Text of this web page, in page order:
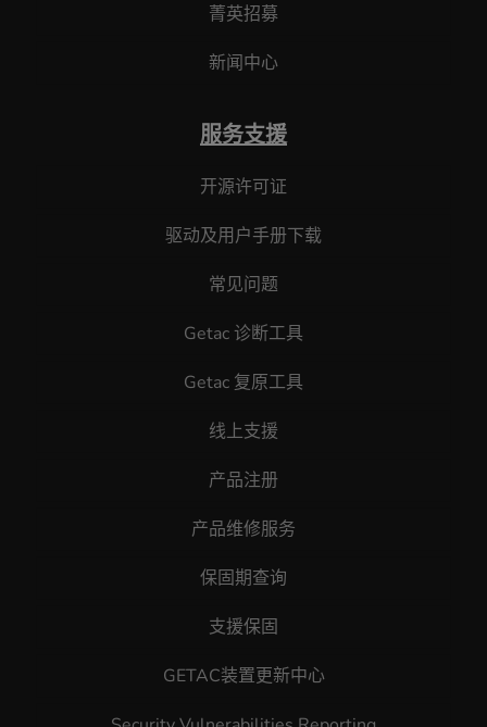
菁英招募
新闻中心
服务支援
开源许可证
驱动及用户手册下载
常见问题
Getac 诊断工具
Getac 复原工具
线上支援
产品注册
产品维修服务
保固期查询
支援保固
GETAC装置更新中心